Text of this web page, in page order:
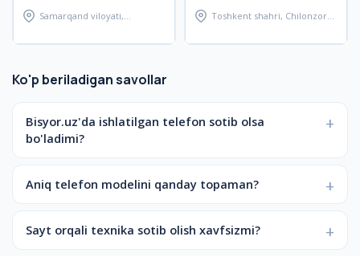
Samarqand viloyati,
Toshkent shahri, Chilonzor
Ko'p beriladigan savollar
Bisyor.uz'da ishlatilgan telefon sotib olsa
bo'ladimi?
Aniq telefon modelini qanday topaman?
Sayt orqali texnika sotib olish xavfsizmi?